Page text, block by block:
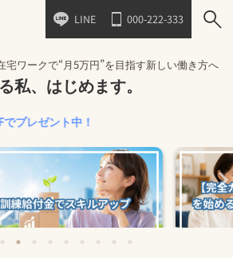
LINE 000-222-333
宅ワークで“月5万円”を目指す新しい働き方へ
私、はじめます。
ト中！